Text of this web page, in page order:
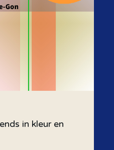
in kleur en